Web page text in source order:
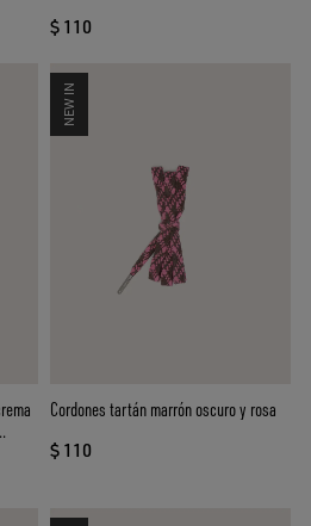
$ 110
NEW IN
Cordones tartán marrón oscuro y rosa
$ 110